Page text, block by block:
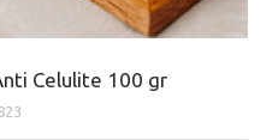
Celulite 100 gr